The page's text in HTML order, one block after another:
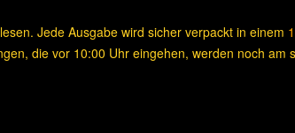
Jede Ausgabe wird sicher verpackt in einem
die vor 10:00 Uhr eingehen, werden noch